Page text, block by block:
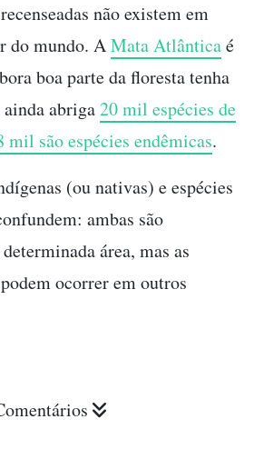
não existem em
do mundo. AMata Atlânticaé
boa parte da floresta tenha
abriga20 mil espécies de
mil são espécies endêmicas.
(ou nativas) e espécies
ambas são
área, mas as
ocorrer em outros